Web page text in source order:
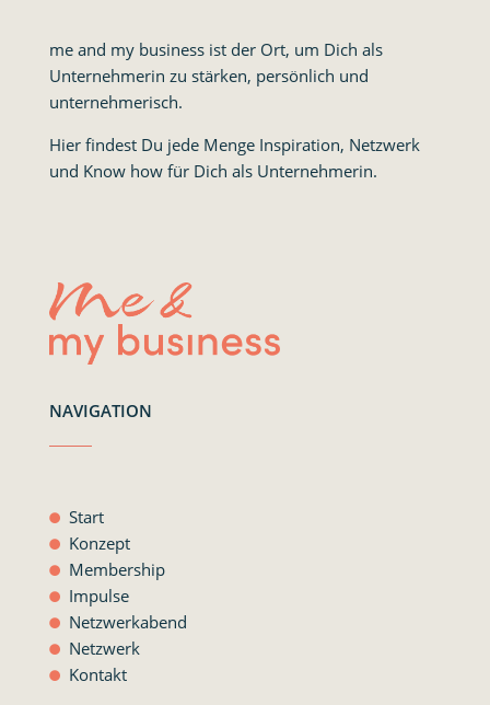
me and my business ist der Ort, um Dich als
Unternehmerin zu stärken, persönlich und
unternehmerisch.
Hier findest Du jede Menge Inspiration, Netzwerk
und Know how für Dich als Unternehmerin.
NAVIGATION
Start
Konzept
Membership
Impulse
Netzwerkabend
Netzwerk
Kontakt